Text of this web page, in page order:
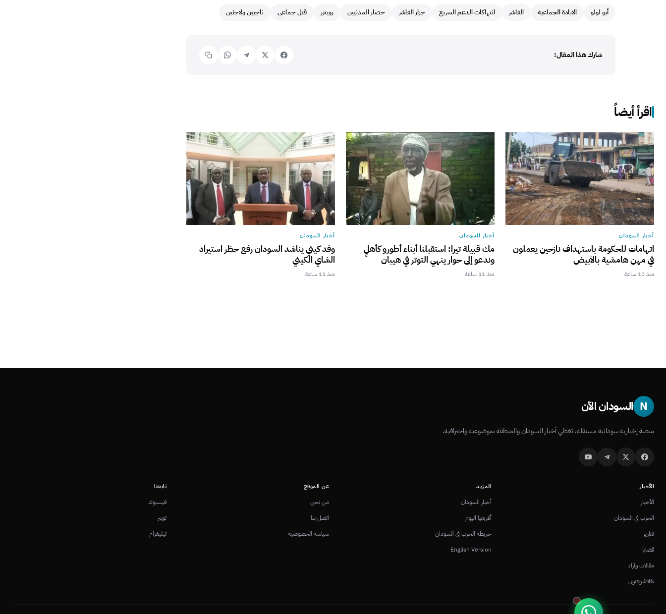
أبو لولو الابادة الجماعية الفاشر انتهاكات الدعم السريع جزار الفاشر حصار المدنيين رويتزر قتل جماعي ناجيين ولاجئين
شارك هذا المقال:
اقرأ أيضاً
أخبار السودان
اتهامات للحكومة باستهداف نازحين يعملون
في مهن هامشية بالأبيض
منذ 10 ساعة
أخبار السودان
مك قبيلة تيرا: استقبلنا أبناء أطورو كأهلٍ
وندعو إلى حوار ينهي التوتر في هيبان
منذ 11 ساعة
أخبار السودان
وفد كيني يناشد السودان رفع حظر استيراد
الشاي الكيني
منذ 11 ساعة
N السودان الآن
منصة إخبارية سودانية مستقلة، تغطي أخبار السودان والمنطقة بموضوعية واحترافية.
الأخبار
الأخبار
الحرب في السودان
تقارير
قضايا
مقالات وآراء
ثقافة وفنون
المزيد
أخبار السودان
أفريقيا اليوم
خريطة الحرب في السودان
English Version
عن الموقع
من نحن
اتصل بنا
سياسة الخصوصية
تابعنا
فيسبوك
تويتر
تيليغرام